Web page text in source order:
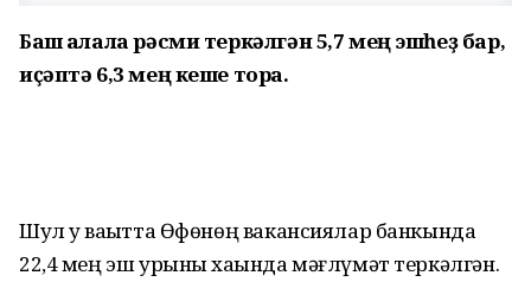
Баш ҡалала рәсми теркәлгән 5,7 мең эшһеҙ бар,
иҫәптә 6,3 мең кеше тора.
Шул уҡ ваҡытта Өфөнөң вакансиялар банкында
22,4 мең эш урыны хаҡында мәғлүмәт теркәлгән.